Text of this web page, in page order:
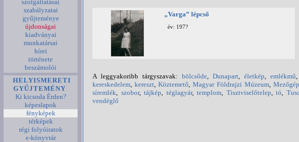
szolgáltatásai
szabályzatai
gyűjteménye
újdonságai
kiadványai
munkatársai
hírei
története
beszámolói
HELYISMERETI
GYŰJTEMÉNY
Ki kicsoda Érden?
képeslapok
fényképek
térképek
régi folyóiratok
e-könyvtár
„Varga” lépcső
év: 197?
A leggyakoribb tárgyszavak: bölcsőde, Dunapart, életkép, emlékmű,
kereskedelem, kereszt, Köztemető, Magyar Földrajzi Múzeum, Mezőgép
síremlék, szobor, tájkép, téglagyár, templom, Tisztviselőtelep, tó,
vendéglő